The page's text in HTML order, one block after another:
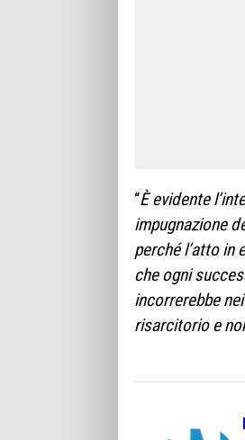
“È evidente
impugnazione
perché l’atto in
che ogni
incorrerebbe
risarcitorio e